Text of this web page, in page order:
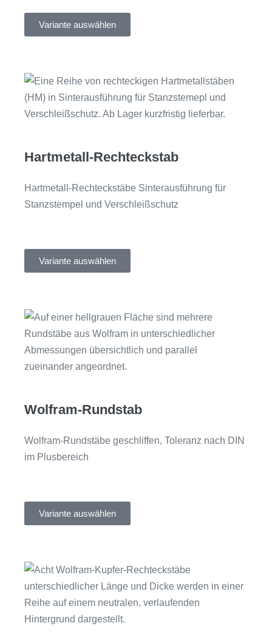
Variante auswählen
Hartmetall-Rechteckstab
Hartmetall-Rechteckstäbe Sinterausführung für
Stanzstempel und Verschleißschutz
Variante auswählen
Wolfram-Rundstab
Wolfram-Rundstäbe geschliffen, Toleranz nach DIN
im Plusbereich
Variante auswählen